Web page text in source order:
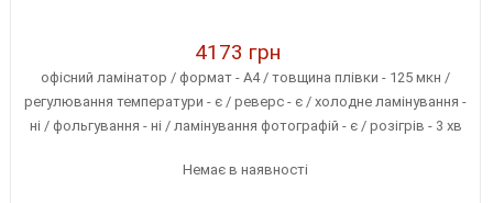
4173 грн
офісний ламінатор / формат - А4 / товщина плівки - 125 мкн /
регулювання температури - є / реверс - є / холодне ламінування -
ні / фольгування - ні / ламінування фотографій - є / розігрів - 3 хв
Немає в наявності